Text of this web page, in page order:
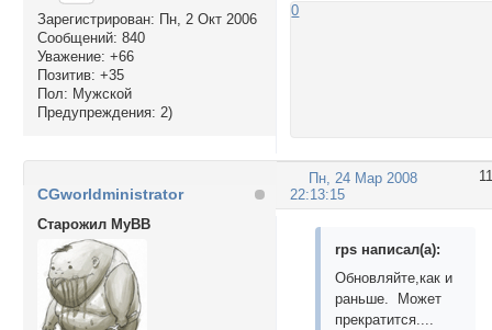
Зарегистрирован: Пн, 2 Окт 2006
Сообщений: 840
Уважение: +66
Позитив: +35
Пол: Мужской
Предупреждения: 2)
0
11
Пн, 24 Мар 2008
22:13:15
CGworldministrator
Старожил MyBB
rps написал(а):
Обновляйте,как и
раньше. Может
прекратится....